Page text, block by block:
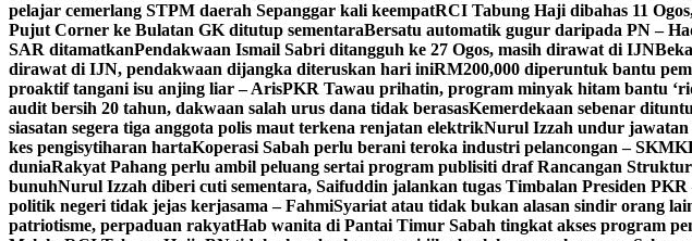
pelajar cemerlang STPM daerah Sepanggar kali keempatRCI Tabung Haji dibahas 11
Pujut Corner ke Bulatan GK ditutup sementaraBersatu automatik gugur daripada PN –
SAR ditamatkanPendakwaan Ismail Sabri ditangguh ke 27 Ogos, masih dirawat di IJN
dirawat di IJN, pendakwaan dijangka diteruskan hari iniRM200,000 diperuntuk bantu
proaktif tangani isu anjing liar – ArisPKR Tawau prihatin, program minyak hitam bantu
audit bersih 20 tahun, dakwaan salah urus dana tidak berasasKemerdekaan sebenar
siasatan segera tiga anggota polis maut terkena renjatan elektrikNurul Izzah undur
kes pengisytiharan hartaKoperasi Sabah perlu berani teroka industri pelancongan – SKM
duniaRakyat Pahang perlu ambil peluang sertai program publisiti draf Rancangan
bunuhNurul Izzah diberi cuti sementara, Saifuddin jalankan tugas Timbalan Presiden PKR
politik negeri tidak jejas kerjasama – FahmiSyariat atau tidak bukan alasan sindir orang
patriotisme, perpaduan rakyatHab wanita di Pantai Timur Sabah tingkat akses program